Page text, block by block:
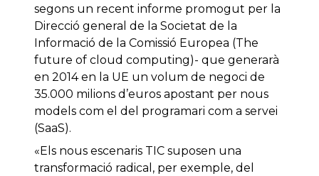
segons un recent informe promogut per la
Direcció general de la Societat de la
Informació de la Comissió Europea (The
future of cloud computing)- que generarà
en 2014 en la UE un volum de negoci de
35.000 milions d’euros apostant per nous
models com el del programari com a servei
(SaaS).
«Els nous escenaris TIC suposen una
transformació radical, per exemple, del